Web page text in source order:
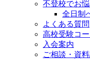
不登校でお
全日制
よくある質問
高校受験コ
入会案内
ご相談・資